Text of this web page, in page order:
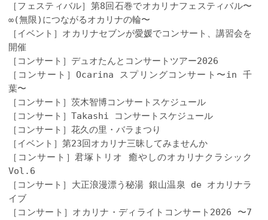
［フェスティバル］第8回石巻でオカリナフェスティバル〜
∞(無限)につながるオカリナの輪〜
［イベント］オカリナセブンが愛媛でコンサート、講習会を
開催
［コンサート］デュオたんとコンサートツアー2026
［コンサート］Ocarina スプリングコンサート〜in 千
葉〜
［コンサート］茨木智博コンサートスケジュール
［コンサート］Takashi コンサートスケジュール
［コンサート］花久の里・バラまつり
［イベント］第23回オカリナ三昧してみませんか
［コンサート］君塚トリオ 癒やしのオカリナクラシック
Vol.6
［コンサート］大正浪漫漂う秘湯 銀山温泉 de オカリナラ
イブ
［コンサート］オカリナ・ディライトコンサート2026 〜7